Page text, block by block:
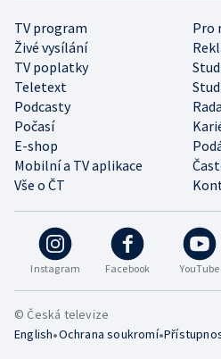
Instagram Facebook YouTube
TV program
Pro
Živé vysílání
TV poplatky
Teletext
Podcasty
Počasí
E-shop
Mobilní a TV aplikace
Vše o ČT
© Česká televize
English•Ochrana soukromí•